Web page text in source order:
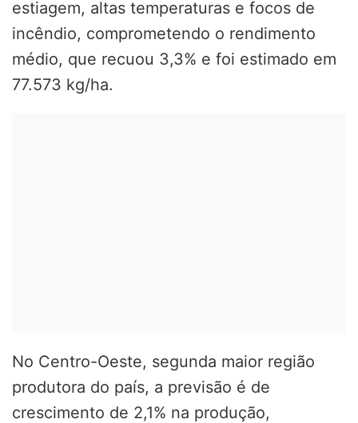
estiagem, altas temperaturas e focos de
incêndio, comprometendo o rendimento
médio, que recuou 3,3% e foi estimado em
77.573 kg/ha.
No Centro-Oeste, segunda maior região
produtora do país, a previsão é de
crescimento de 2,1% na produção,